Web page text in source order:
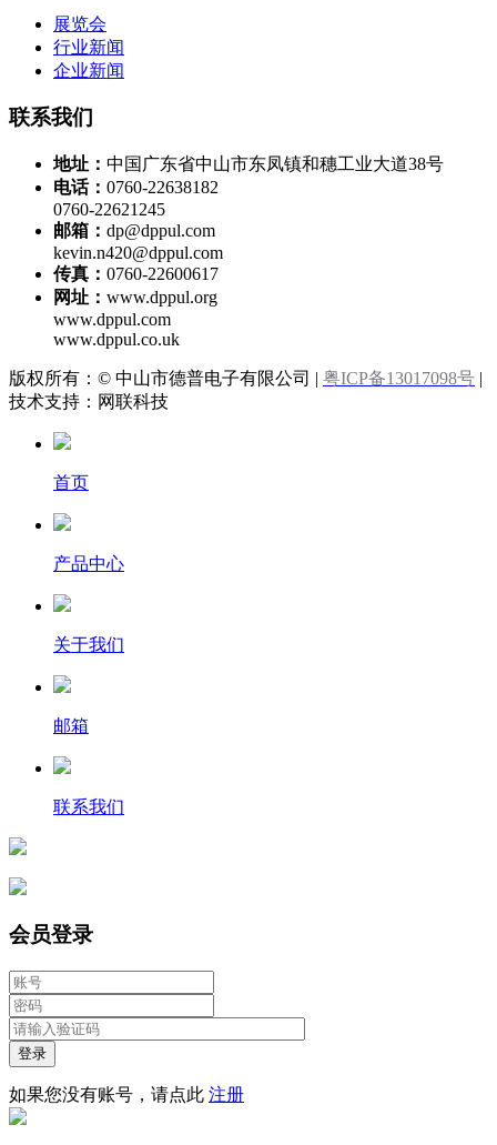
展览会
行业新闻
企业新闻
联系我们
地址： 中国广东省中山市东凤镇和穗工业大道38号
电话： 0760-22638182
0760-22621245
邮箱： dp@dppul.com
kevin.n420@dppul.com
传真： 0760-22600617
网址： www.dppul.org
www.dppul.com
www.dppul.co.uk
版权所有：© 中山市德普电子有限公司 | 粤ICP备13017098号 |
技术支持：网联科技
首页
产品中心
关于我们
邮箱
联系我们
会员登录
登录
如果您没有账号，请点此 注册